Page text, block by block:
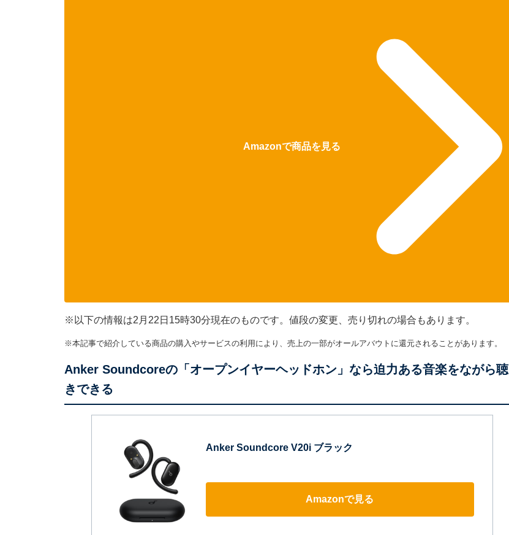
Amazonで商品を見る
※以下の情報は2月22日15時30分現在のものです。値段の変更、売り切れの場合もあります。
※本記事で紹介している商品の購入やサービスの利用により、売上の一部がオールアバウトに還元されることがあります。
Anker Soundcoreの「オープンイヤーヘッドホン」なら迫力ある音楽をながら聴
きできる
Anker Soundcore V20i ブラック
Amazonで見る